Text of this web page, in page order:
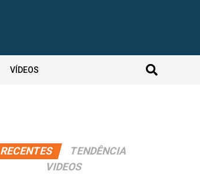
VÍDEOS
RECENTES
TENDÊNCIA
VIDEOS